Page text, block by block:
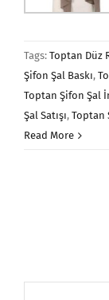
Tags: Toptan Düz
Şifon Şal Baskı,
Toptan Şifon Şal
Şal Satışı, Toptan
Read More